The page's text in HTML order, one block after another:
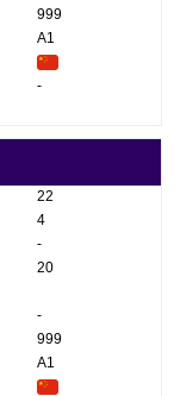
999
A1
-
22
4
-
20
-
999
A1